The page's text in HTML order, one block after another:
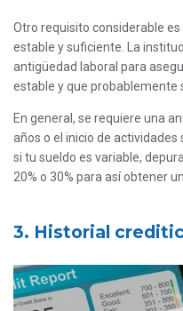
Otro requisito considerable
estable y suficiente. La
antigüedad laboral para
estable y que probablemente
En general, se requiere una
años o el inicio de
si tu sueldo es variable,
20% o 30% para así obtener
3. Historial